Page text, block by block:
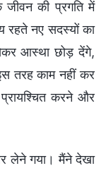
जीवन की प्रगति में
नए सदस्यों का
आस्था छोड़ देंगे,
तरह काम नहीं कर
करने और
लेने गया। मैंने देखा